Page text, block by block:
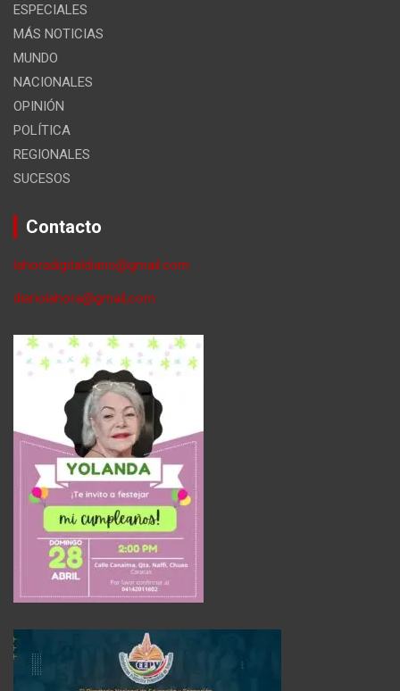
ESPECIALES
MÁS NOTICIAS
MUNDO
NACIONALES
OPINIÓN
POLÍTICA
REGIONALES
SUCESOS
Contacto
lahoradigitaldiario@gmail.com
diariolahora@gmail,com